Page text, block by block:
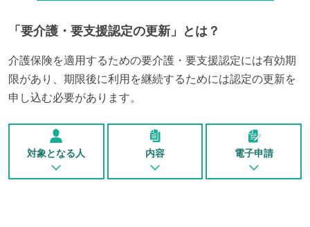
「 要介護・要支援認定の更新 」とは？
介護保険を適用するための要介護・要支援認定には有効期
限があり、期限後に利用を継続するためには認定の更新を
申し込む必要があります。
対象となる人 内容 電子申請